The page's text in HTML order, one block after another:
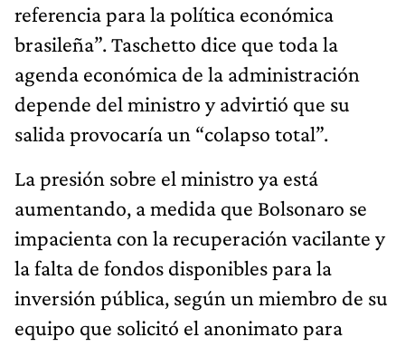
referencia para la política económica
brasileña”. Taschetto dice que toda la
agenda económica de la administración
depende del ministro y advirtió que su
salida provocaría un “colapso total”.
La presión sobre el ministro ya está
aumentando, a medida que Bolsonaro se
impacienta con la recuperación vacilante y
la falta de fondos disponibles para la
inversión pública, según un miembro de su
equipo que solicitó el anonimato para